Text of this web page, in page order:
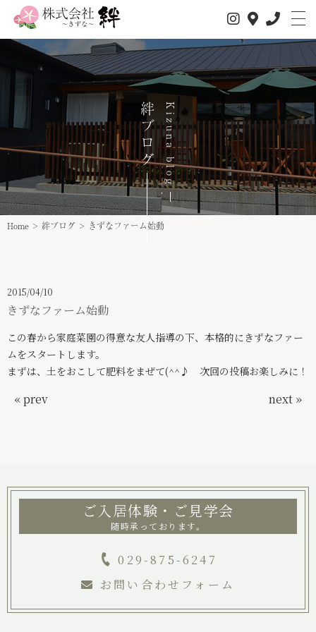
私たちについて
サービス内容
1日の流れ
事業所情報
介護サービス
絆ブログ
お問い合わせ
Kizuna blog
絆ブログ
Home > 絆ブログ > きずなファーム始動
2015/04/10
きずなファーム始動
この春から家庭菜園の得意な友人指導の下、本格的にきずなファー
ムをスタートします。
まずは、土をおこして肥料をまぜて(^^♪ 次回の投稿お楽しみに！
« prev next »
ご入居体験・ご見学会
随時承っております。
029-875-6247
お問い合わせフォーム